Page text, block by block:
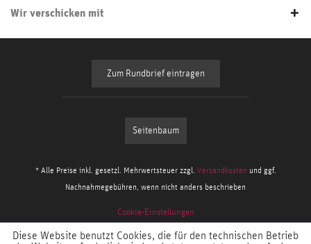
Wir verschicken mit
Zum Rundbrief eintragen
Seitenbaum
* Alle Preise inkl. gesetzl. Mehrwertsteuer zzgl. Versandkosten und ggf.
Nachnahmegebühren, wenn nicht anders beschrieben
Cookie-Einstellungen
Diese Website benutzt Cookies, die für den technischen Betrieb